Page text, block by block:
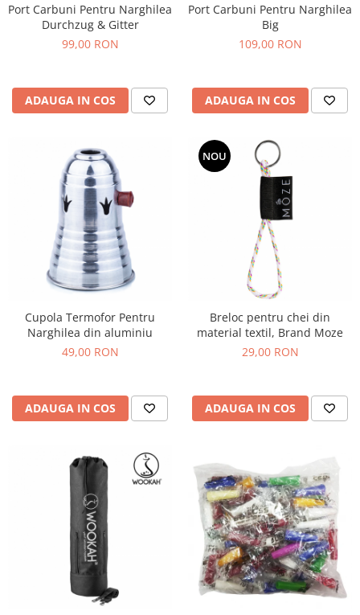
Port Carbuni Pentru Narghilea
Durchzug & Gitter
99,00 RON
ADAUGA IN COS
Port Carbuni Pentru Narghilea
Big
109,00 RON
ADAUGA IN COS
Cupola Termofor Pentru
Narghilea din aluminiu
49,00 RON
ADAUGA IN COS
NOU
Breloc pentru chei din
material textil, Brand Moze
29,00 RON
ADAUGA IN COS